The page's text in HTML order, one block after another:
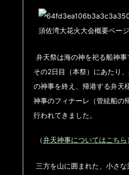
弁天祭は海の神を祀る船神事
その2日目（本祭）にあたり
の神事を終え、帰港する弁天
神事のフィナーレ（管絃船の
行われてきました。
（弁天神事についてはこちら
三方を山に囲まれた、小さ